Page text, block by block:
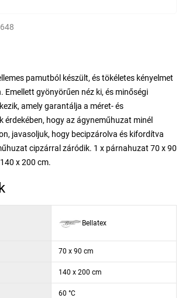
pamutból készült, és tökéletes kényelmet
Emellett gyönyörűen néz ki, és minőségi
amely garantálja a méret- és
hogy az ágyneműhuzat minél
javasoljuk, hogy becipzárolva és kifordítva
cipzárral záródik. 1 x párnahuzat 70 x 90
x 200 cm.
Bellatex
70 x 90 cm
140 x 200 cm
60 °C